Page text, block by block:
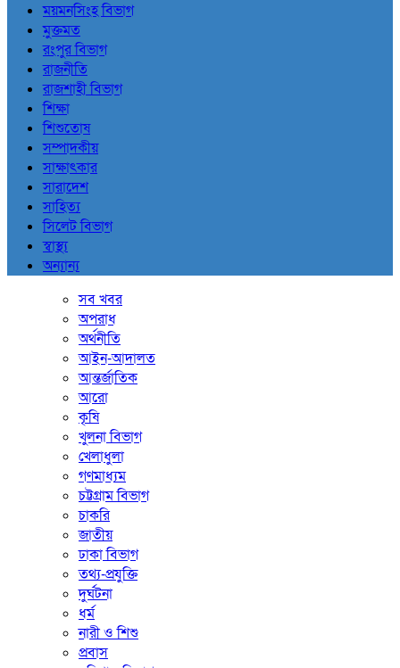
ময়মনসিংহ বিভাগ
মুক্তমত
রংপুর বিভাগ
রাজনীতি
রাজশাহী বিভাগ
শিক্ষা
শিশুতোষ
সম্পাদকীয়
সাক্ষাৎকার
সারাদেশ
সাহিত্য
সিলেট বিভাগ
স্বাস্থ্য
অন্যান্য
সব খবর
অপরাধ
অর্থনীতি
আইন-আদালত
আন্তর্জাতিক
আরো
কৃষি
খুলনা বিভাগ
খেলাধুলা
গণমাধ্যম
চট্টগ্রাম বিভাগ
চাকরি
জাতীয়
ঢাকা বিভাগ
তথ্য-প্রযুক্তি
দুর্ঘটনা
ধর্ম
নারী ও শিশু
প্রবাস